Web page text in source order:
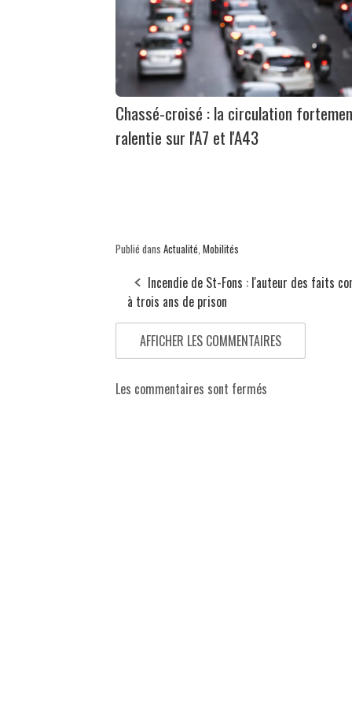
Chassé-croisé : la circulation
ralentie sur l'A7 et l'A43
Publié dans Actualité, Mobilités
Incendie de St-Fons : l'auteur des faits
à trois ans de prison
AFFICHER LES COMMENTAIRES
Les commentaires sont fermés